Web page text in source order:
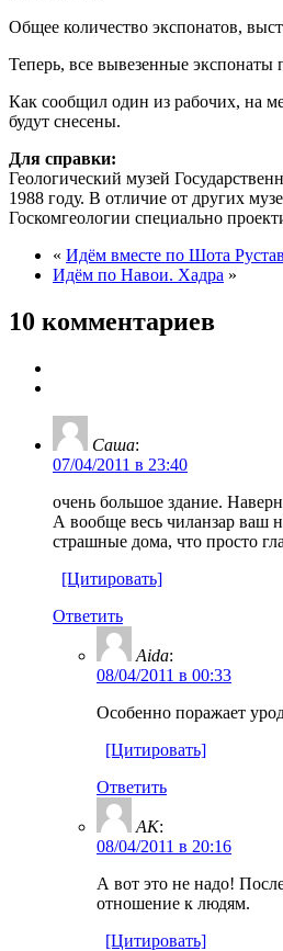
Общее количество экспонатов,
Теперь, все вывезенные
Как сообщил один из рабочих, на
будут снесены.
Для справки:
Геологический музей
1988 году. В отличие от других
Госкомгеологии специально
« Идём вместе по Шота
Идём по Навои. Хадра »
10 комментариев
Cаша:
07/04/2011 в 23:40
очень большое здание.
А вообще весь чиланзар ваш
страшные дома, что просто
[Цитировать]
Ответить
Aida:
08/04/2011 в 00:33
Особенно поражает
[Цитировать]
Ответить
AK:
08/04/2011 в 20:16
А вот это не надо!
отношение к людям.
[Цитировать]